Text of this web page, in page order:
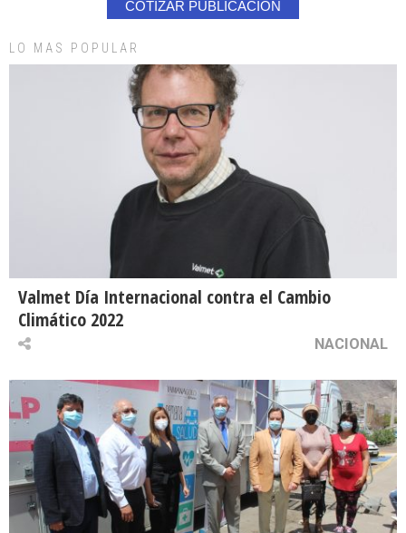
COTIZAR PUBLICACION
LO MAS POPULAR
Valmet Día Internacional contra el Cambio
Climático 2022
NACIONAL